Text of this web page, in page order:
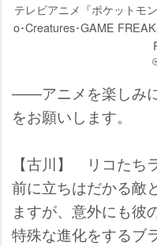
テレビアニメ『ポケットモ
o･Creatures･GAME
――アニメを楽しみ
をお願いします。
【古川】 リコたち
前に立ちはだかる敵
ますが、意外にも彼
特殊な進化をするブ